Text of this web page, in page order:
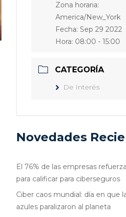
Zona horaria:
America/New_York
Fecha:Sep 29 2022
Hora: 08:00 - 15:00
CATEGORÍA
De Interés
Novedades
El 76% de las empresas
para calificar para ciberseguros
Ciber caos mundial: día en que
azules paralizaron al planeta